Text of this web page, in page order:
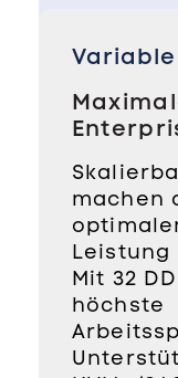
machen
Leistung
Mit 32
höchste